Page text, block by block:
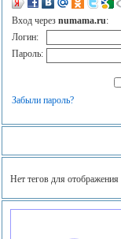
Вход через numama.ru:
Логин:
Пароль:
Забыли пароль?
Нет тегов для отображения